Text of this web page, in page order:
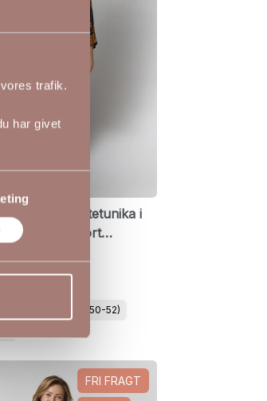
trafik.
har givet
Johanne skjortetunika i
med sort
L (50-52)
FRI FRAGT